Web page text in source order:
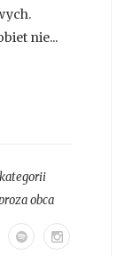
nie...
obca